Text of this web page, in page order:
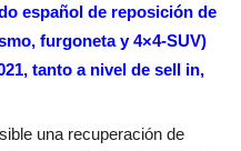
español de reposición de
furgoneta y 4×4-SUV)
tanto a nivel de sell in,
una recuperación de